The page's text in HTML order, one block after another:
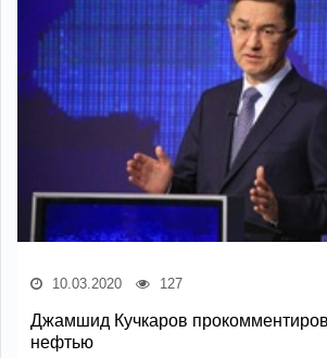
10.03.2020 127
Джамшид Кучкаров
нефтью